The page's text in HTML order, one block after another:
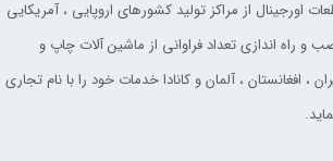
از مراکز تولید کشورهای اروپایی ، آمریکایی
و راه اندازی تعداد فراوانی از ماشین آلات چاپ و
، افغانستان ، آلمان و کانادا خدمات خود را با نام تجاری